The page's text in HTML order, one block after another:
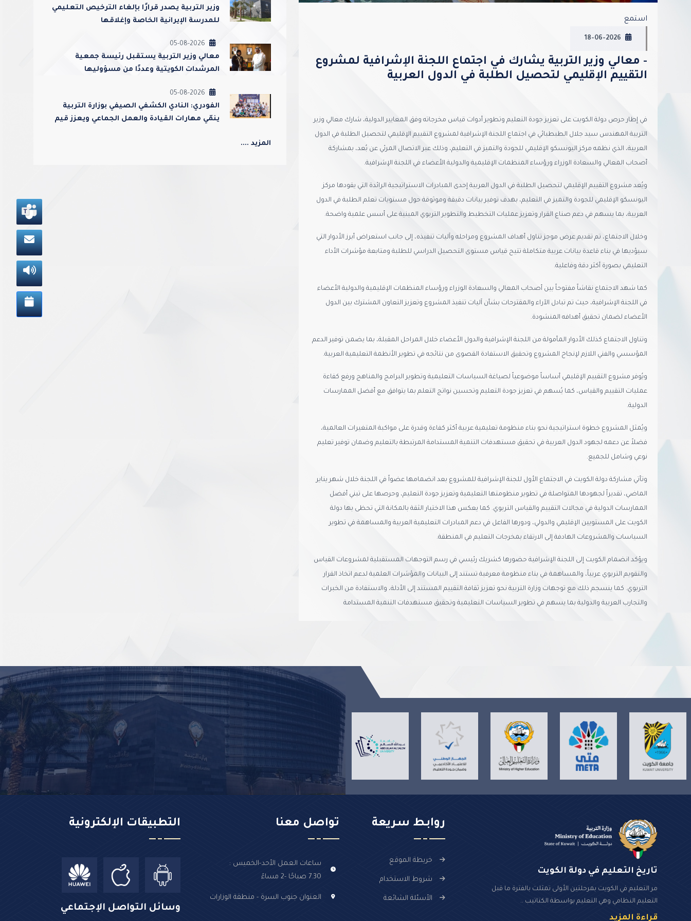
استمع
18-06-2026
- معالي وزير التربية يشارك في اجتماع اللجنة الإشرافية لمشروع
التقييم الإقليمي لتحصيل الطلبة في الدول العربية
في إطار حرص دولة الكويت على تعزيز جودة التعليم وتطوير أدوات قياس مخرجاته وفق المعايير الدولية، شارك معالي وزير
التربية المهندس سيد جلال الطبطبائي في اجتماع اللجنة الإشرافية لمشروع التقييم الإقليمي لتحصيل الطلبة في الدول
العربية، الذي نظمه مركز اليونسكو الإقليمي للجودة والتميز في التعليم، وذلك عبر الاتصال المرئي عن بُعد، بمشاركة
أصحاب المعالي والسعادة الوزراء ورؤساء المنظمات الإقليمية والدولية الأعضاء في اللجنة الإشرافية.
ويُعد مشروع التقييم الإقليمي لتحصيل الطلبة في الدول العربية إحدى المبادرات الاستراتيجية الرائدة التي يقودها مركز
اليونسكو الإقليمي للجودة والتميز في التعليم، بهدف توفير بيانات دقيقة وموثوقة حول مستويات تعلم الطلبة في الدول
العربية، بما يسهم في دعم صناع القرار وتعزيز عمليات التخطيط والتطوير التربوي المبنية على أسس علمية واضحة.
وخلال الاجتماع، تم تقديم عرض موجز تناول أهداف المشروع ومراحله وآليات تنفيذه، إلى جانب استعراض أبرز الأدوار التي
سيؤديها في بناء قاعدة بيانات عربية متكاملة تتيح قياس مستوى التحصيل الدراسي للطلبة ومتابعة مؤشرات الأداء
التعليمي بصورة أكثر دقة وفاعلية.
كما شهد الاجتماع نقاشاً مفتوحاً بين أصحاب المعالي والسعادة الوزراء ورؤساء المنظمات الإقليمية والدولية الأعضاء
في اللجنة الإشرافية، حيث تم تبادل الآراء والمقترحات بشأن آليات تنفيذ المشروع وتعزيز التعاون المشترك بين الدول
الأعضاء لضمان تحقيق أهدافه المنشودة.
وتناول الاجتماع كذلك الأدوار المأمولة من اللجنة الإشرافية والدول الأعضاء خلال المراحل المقبلة، بما يضمن توفير الدعم
المؤسسي والفني اللازم لإنجاح المشروع وتحقيق الاستفادة القصوى من نتائجه في تطوير الأنظمة التعليمية العربية.
ويُوفر مشروع التقييم الإقليمي أساساً موضوعياً لصياغة السياسات التعليمية وتطوير البرامج والمناهج ورفع كفاءة
عمليات التقييم والقياس، كما يُسهم في تعزيز جودة التعليم وتحسين نواتج التعلم بما يتوافق مع أفضل الممارسات
الدولية.
ويُمثل المشروع خطوة استراتيجية نحو بناء منظومة تعليمية عربية أكثر كفاءة وقدرة على مواكبة المتغيرات العالمية،
فضلاً عن دعمه لجهود الدول العربية في تحقيق مستهدفات التنمية المستدامة المرتبطة بالتعليم وضمان توفير تعليم
نوعي وشامل للجميع.
وتأتي مشاركة دولة الكويت في الاجتماع الأول للجنة الإشرافية للمشروع بعد انضمامها عضواً في اللجنة خلال شهر يناير
الماضي، تقديراً لجهودها المتواصلة في تطوير منظومتها التعليمية وتعزيز جودة التعليم، وحرصها على تبني أفضل
الممارسات الدولية في مجالات التقييم والقياس التربوي. كما يعكس هذا الاختيار الثقة بالمكانة التي تحظى بها دولة
الكويت على المستويين الإقليمي والدولي، ودورها الفاعل في دعم المبادرات التعليمية العربية والمساهمة في تطوير
السياسات والمشروعات الهادفة إلى الارتقاء بمخرجات التعليم في المنطقة.
ويؤكد انضمام الكويت إلى اللجنة الإشرافية حضورها كشريك رئيسي في رسم التوجهات المستقبلية لمشروعات القياس
والتقويم التربوي عربياً، والمساهمة في بناء منظومة معرفية تستند إلى البيانات والمؤشرات العلمية لدعم اتخاذ القرار
التربوي. كما ينسجم ذلك مع توجهات وزارة التربية نحو تعزيز ثقافة التقييم المستند إلى الأدلة، والاستفادة من الخبرات
والتجارب العربية والدولية بما يسهم في تطوير السياسات التعليمية وتحقيق مستهدفات التنمية المستدامة
وزير التربية يصدر قرارًا بإلغاء الترخيص التعليمي
للمدرسة الإيرانية الخاصة وإغلاقها
05-08-2026
معالي وزير التربية يستقبل رئيسة جمعية
المرشدات الكويتية وعددًا من مسؤوليها
05-08-2026
الفودري: النادي الكشفي الصيفي بوزارة التربية
ينمّي مهارات القيادة والعمل الجماعي ويعزز قيم
المزيد ....
تاريخ التعليم في دولة الكويت
مر التعليم في الكويت بمرحلتين الأولى تمثلت بالفترة ما قبل
التعليم النظامي وهي التعليم بواسطة الكتاتيب ..
قراءة المزيد
روابـط سـريعة
خريطة الموقع
شروط الاستخدام
الأسئلة الشائعة
تواصل معنا
ساعات العمل الأحد-الخميس :
7.30 صباحًا -2 مساءً
العنوان جنوب السرة - منطقة الوزارات
التطبيقات الإلكترونية
وسائل التواصل الإجتماعي